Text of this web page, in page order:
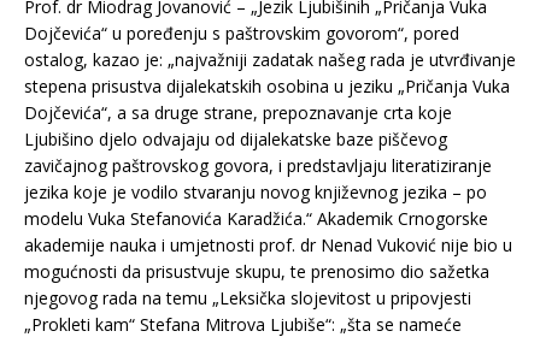
Prof. dr Miodrag Jovanović – „Jezik Ljubišinih „Pričanja Vuka
Dojčevića“ u poređenju s paštrovskim govorom“, pored
ostalog, kazao je: „najvažniji zadatak našeg rada je utvrđivanje
stepena prisustva dijalekatskih osobina u jeziku „Pričanja Vuka
Dojčevića“, a sa druge strane, prepoznavanje crta koje
Ljubišino djelo odvajaju od dijalekatske baze piščevog
zavičajnog paštrovskog govora, i predstavljaju literatiziranje
jezika koje je vodilo stvaranju novog književnog jezika – po
modelu Vuka Stefanovića Karadžića.“ Akademik Crnogorske
akademije nauka i umjetnosti prof. dr Nenad Vuković nije bio u
mogućnosti da prisustvuje skupu, te prenosimo dio sažetka
njegovog rada na temu „Leksička slojevitost u pripovjesti
„Prokleti kam“ Stefana Mitrova Ljubiše“: „šta se nameće